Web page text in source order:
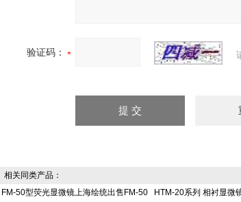
验证码：
相关同类产品：
FM-50型荧光显微镜上海绘统出售FM-50
HTM-20系列 相衬显微